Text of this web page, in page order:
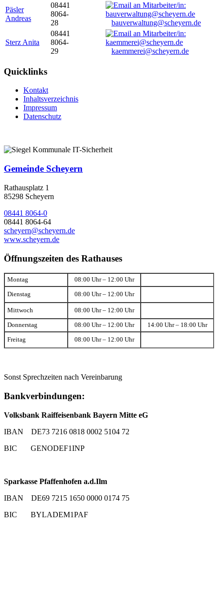
Päsler
Andreas
08441
8064-
28
bauverwaltung@scheyern.de
Sterz Anita
08441
8064-
29
kaemmerei@scheyern.de
Quicklinks
Kontakt
Inhaltsverzeichnis
Impressum
Datenschutz
Gemeinde Scheyern
Rathausplatz 1
85298 Scheyern
08441 8064-0
08441 8064-64
scheyern@scheyern.de
www.scheyern.de
Öffnungszeiten des Rathauses
Montag 08:00 Uhr – 12:00 Uhr
Dienstag 08:00 Uhr – 12:00 Uhr
Mittwoch 08:00 Uhr – 12:00 Uhr
Donnerstag 08:00 Uhr – 12:00 Uhr 14:00 Uhr – 18:00 Uhr
Freitag 08:00 Uhr – 12:00 Uhr
Sonst Sprechzeiten nach Vereinbarung
Bankverbindungen:
Volksbank Raiffeisenbank Bayern Mitte eG
IBAN DE73 7216 0818 0002 5104 72
BIC GENODEF1INP
Sparkasse Pfaffenhofen a.d.Ilm
IBAN DE69 7215 1650 0000 0174 75
BIC BYLADEM1PAF